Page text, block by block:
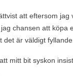
att eftersom jag
chansen att köpa
det är väldigt
mitt bit syskon